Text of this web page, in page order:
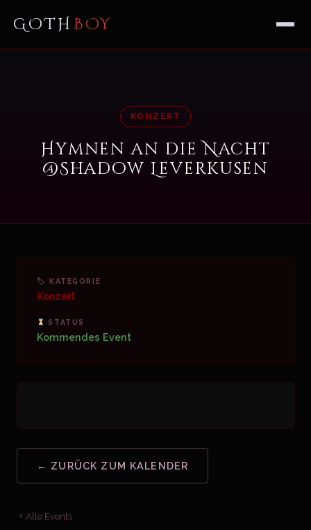
GOTH BOY
KONZERT
Hymnen an die Nacht
@Shadow Leverkusen
🏷 KATEGORIE
Konzert
STATUS
Kommendes Event
← ZURÜCK ZUM KALENDER
Alle Events